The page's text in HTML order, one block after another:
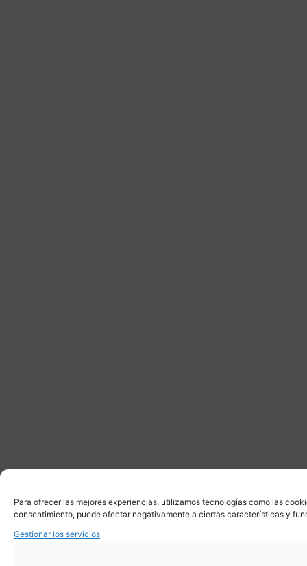
Para ofrecer las mejores experiencias, utilizamos tecnologías como las
consentimiento, puede afectar negativamente a ciertas características y
Gestionar los servicios